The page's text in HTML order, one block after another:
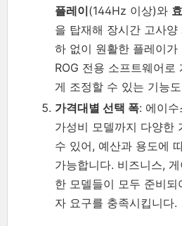
플레이(144Hz 이상)와
을 탑재해 장시간 고사
하 없이 원활한 플레이가
ROG 전용 소프트웨어로
게 조정할 수 있는 기능
가격대별 선택 폭: 에이
가성비 모델까지 다양한
수 있어, 예산과 용도에
가능합니다. 비즈니스,
한 모델들이 모두 준비
자 요구를 충족시킵니다.